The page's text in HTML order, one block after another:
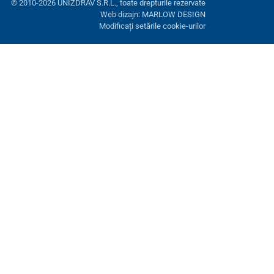
© 2010-2026 UNIZDRAV S.R.L., toate drepturile rezervate
Web dizajn: MARLOW DESIGN
Modificați setările cookie-urilor